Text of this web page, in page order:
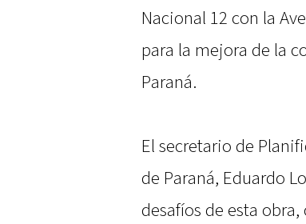
Nacional 12 con la
para la mejora de la
Paraná.
El secretario de
de Paraná, Eduardo
desafíos de esta